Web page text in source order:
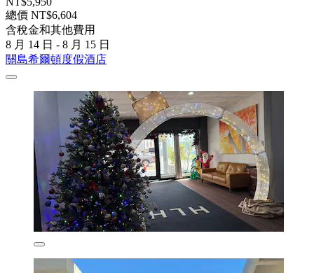
總價 NT$6,604
含稅金和其他費用
8 月 14 日 - 8 月 15 日
關島希爾頓度假酒店